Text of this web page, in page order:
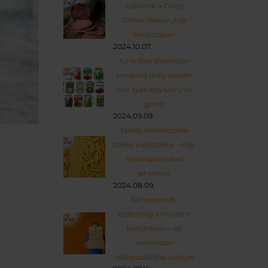
szalámik a Coop
Online Webáruház
kínálatában
2024.10.07.
Az online élelmiszer
rendelés még sosem
volt ilyen egyszerű és
gyors!
2024.09.09.
Tartós élelmiszerek
széles választéka – már
másnapra nálad
lehetnek!
2024.08.09.
Kényelem és
biztonság a modern
konyhában – az
élelmiszer
házhozszállítás előnyei